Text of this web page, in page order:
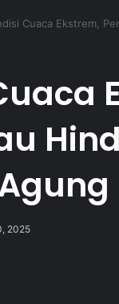
Cuaca Ekstrem,
2025